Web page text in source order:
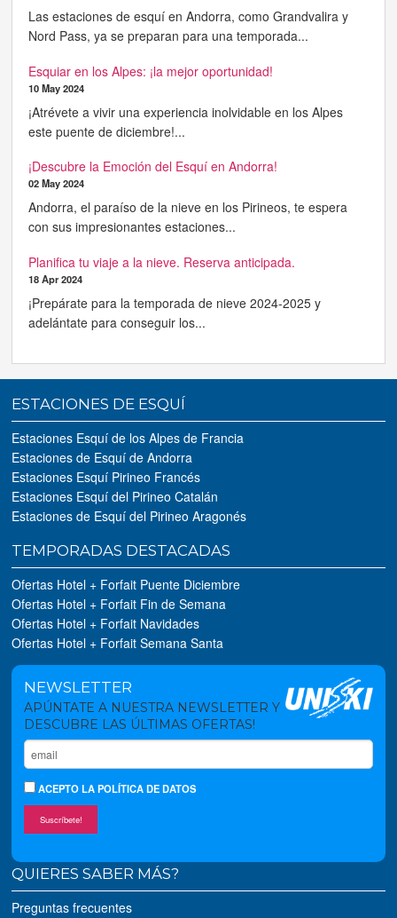
Las estaciones de esquí en Andorra, como Grandvalira y
Nord Pass, ya se preparan para una temporada...
Esquiar en los Alpes: ¡la mejor oportunidad!
10 May 2024
¡Atrévete a vivir una experiencia inolvidable en los Alpes
este puente de diciembre!...
¡Descubre la Emoción del Esquí en Andorra!
02 May 2024
Andorra, el paraíso de la nieve en los Pirineos, te espera
con sus impresionantes estaciones...
Planifica tu viaje a la nieve. Reserva anticipada.
18 Apr 2024
¡Prepárate para la temporada de nieve 2024-2025 y
adelántate para conseguir los...
ESTACIONES DE ESQUÍ
Estaciones Esquí de los Alpes de Francia
Estaciones de Esquí de Andorra
Estaciones Esquí Pirineo Francés
Estaciones Esquí del Pirineo Catalán
Estaciones de Esquí del Pirineo Aragonés
TEMPORADAS DESTACADAS
Ofertas Hotel + Forfait Puente Diciembre
Ofertas Hotel + Forfait Fin de Semana
Ofertas Hotel + Forfait Navidades
Ofertas Hotel + Forfait Semana Santa
NEWSLETTER
APÚNTATE A NUESTRA NEWSLETTER Y
DESCUBRE LAS ÚLTIMAS OFERTAS!
ACEPTOLA POLÍTICA DE DATOS
Suscríbete!
QUIERES SABER MÁS?
Preguntas frecuentes